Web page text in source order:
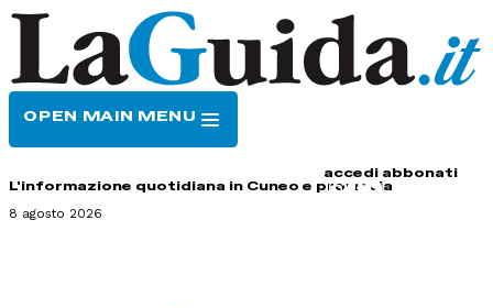
OPEN MAIN MENU
accedi abbonati
L'informazione quotidiana in Cuneo e provincia
8 agosto 2026